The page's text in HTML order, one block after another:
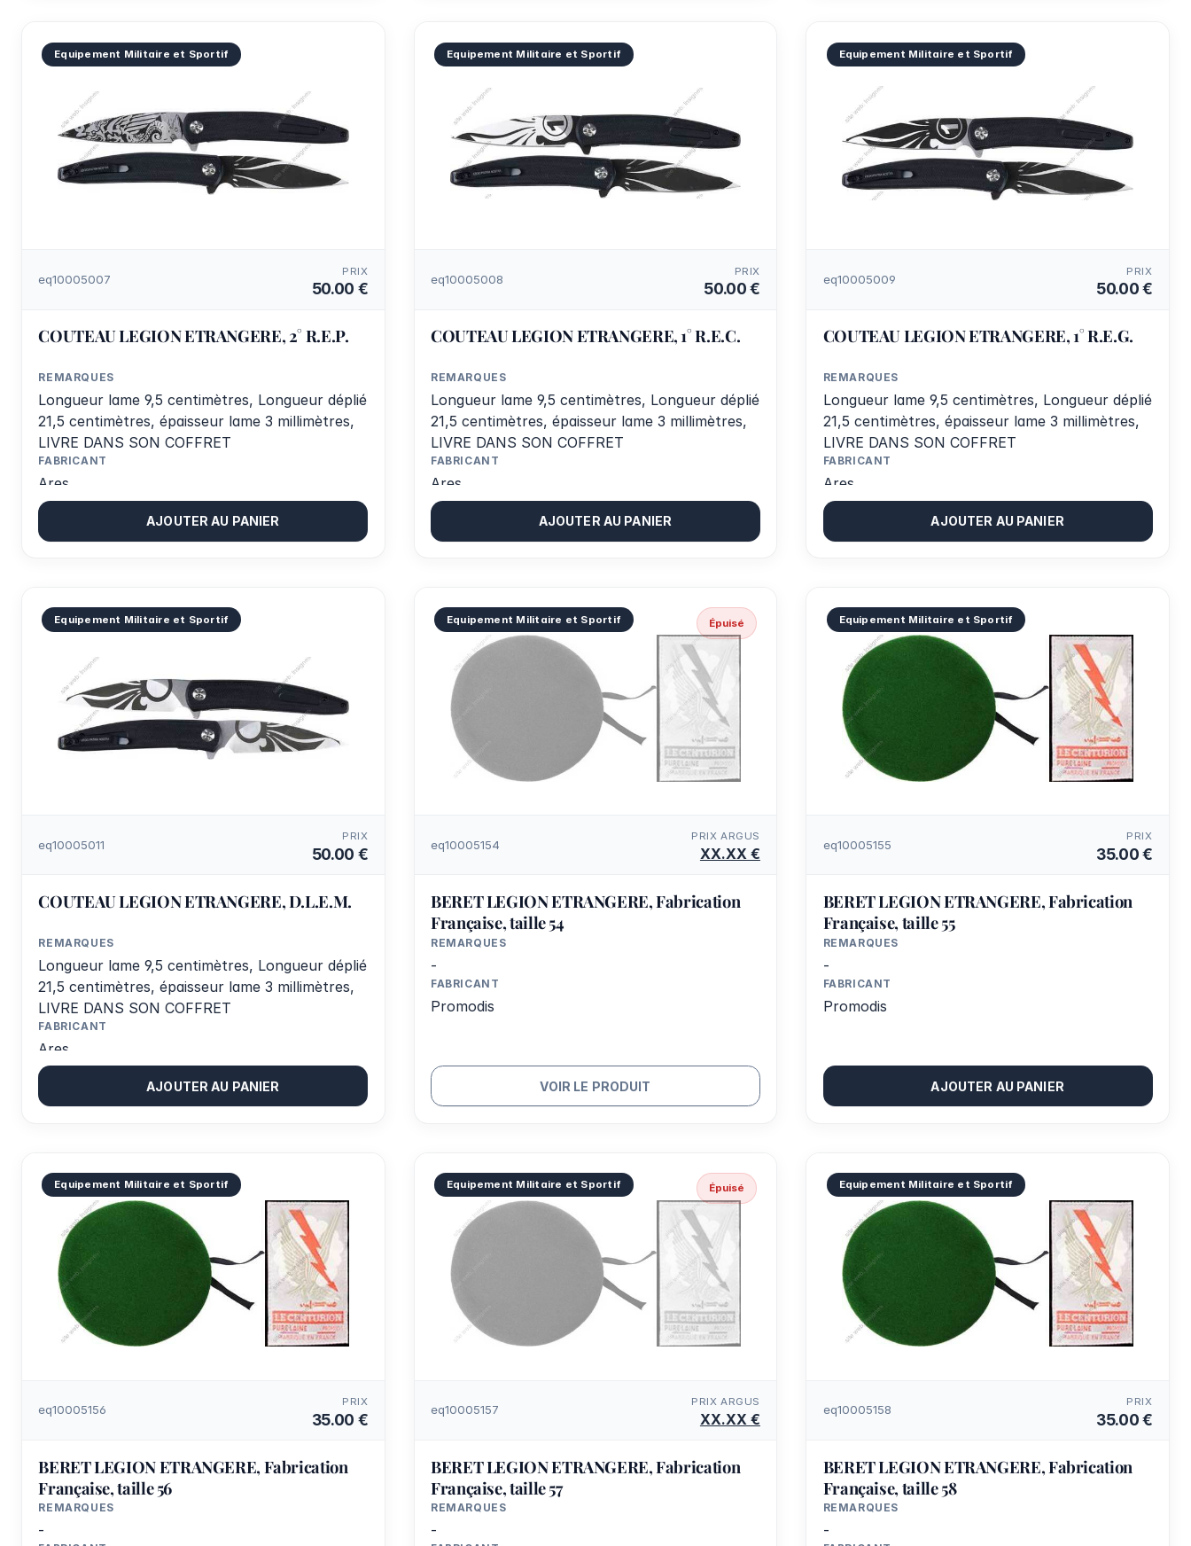
Equipement Militaire et Sportif
eq10005007
PRIX
50.00 €
COUTEAU LEGION ETRANGERE, 2° R.E.P.
REMARQUES
Longueur lame 9,5 centimètres, Longueur déplié
21,5 centimètres, épaisseur lame 3 millimètres,
LIVRE DANS SON COFFRET
FABRICANT
Ares
AJOUTER AU PANIER
Equipement Militaire et Sportif
eq10005008
PRIX
50.00 €
COUTEAU LEGION ETRANGERE, 1° R.E.C.
REMARQUES
Longueur lame 9,5 centimètres, Longueur déplié
21,5 centimètres, épaisseur lame 3 millimètres,
LIVRE DANS SON COFFRET
FABRICANT
Ares
AJOUTER AU PANIER
Equipement Militaire et Sportif
eq10005009
PRIX
50.00 €
COUTEAU LEGION ETRANGERE, 1° R.E.G.
REMARQUES
Longueur lame 9,5 centimètres, Longueur déplié
21,5 centimètres, épaisseur lame 3 millimètres,
LIVRE DANS SON COFFRET
FABRICANT
Ares
AJOUTER AU PANIER
Equipement Militaire et Sportif
eq10005011
PRIX
50.00 €
COUTEAU LEGION ETRANGERE, D.L.E.M.
REMARQUES
Longueur lame 9,5 centimètres, Longueur déplié
21,5 centimètres, épaisseur lame 3 millimètres,
LIVRE DANS SON COFFRET
FABRICANT
Ares
AJOUTER AU PANIER
Equipement Militaire et Sportif Épuisé
eq10005154
PRIX ARGUS
XX.XX €
BERET LEGION ETRANGERE, Fabrication
Française, taille 54
REMARQUES
-
FABRICANT
Promodis
VOIR LE PRODUIT
Equipement Militaire et Sportif
eq10005155
PRIX
35.00 €
BERET LEGION ETRANGERE, Fabrication
Française, taille 55
REMARQUES
-
FABRICANT
Promodis
AJOUTER AU PANIER
Equipement Militaire et Sportif
eq10005156
PRIX
35.00 €
BERET LEGION ETRANGERE, Fabrication
Française, taille 56
REMARQUES
-
Equipement Militaire et Sportif Épuisé
eq10005157
PRIX ARGUS
XX.XX €
BERET LEGION ETRANGERE, Fabrication
Française, taille 57
REMARQUES
-
Equipement Militaire et Sportif
eq10005158
PRIX
35.00 €
BERET LEGION ETRANGERE, Fabrication
Française, taille 58
REMARQUES
-